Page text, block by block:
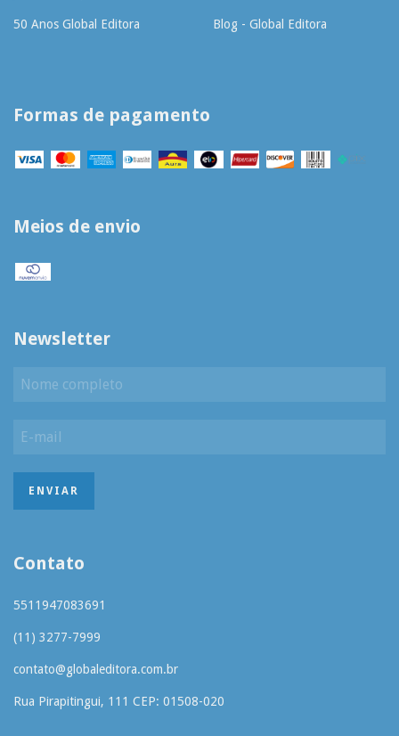
50 Anos Global Editora Blog - Global Editora
Formas de pagamento
Meios de envio
Newsletter
Contato
5511947083691
(11) 3277-7999
contato@globaleditora.com.br
Rua Pirapitingui, 111 CEP: 01508-020